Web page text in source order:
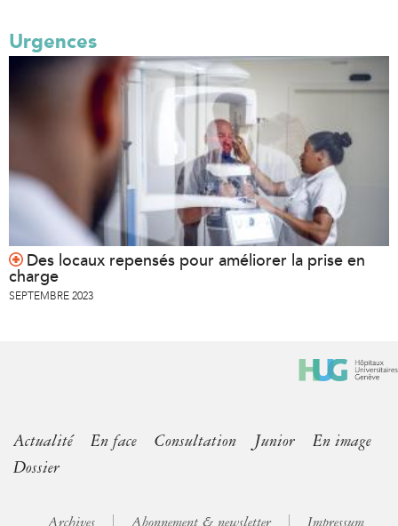
Urgences
Des locaux repensés pour améliorer la prise en
charge
SEPTEMBRE 2023
Actualité En face Consultation Junior
En image
Dossier
Archives Abonnement & newsletter Impressum